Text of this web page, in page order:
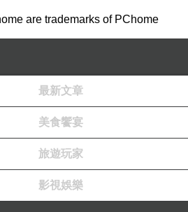
are trademarks of PChome
最新文章
美食饗宴
旅遊玩家
影視娛樂